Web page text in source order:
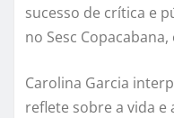
sucesso de crítica e
no Sesc
Carolina Garcia
reflete sobre a vida